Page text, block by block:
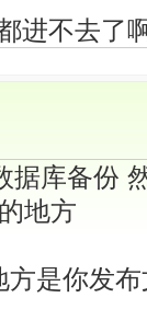
进不去了
库备份
地方
是你发